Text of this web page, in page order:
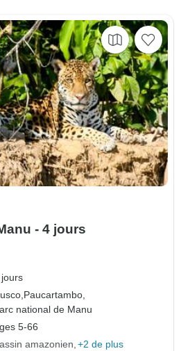
- 4 jours
Paucartambo,
national de Manu
5-66
amazonien +2 de plus